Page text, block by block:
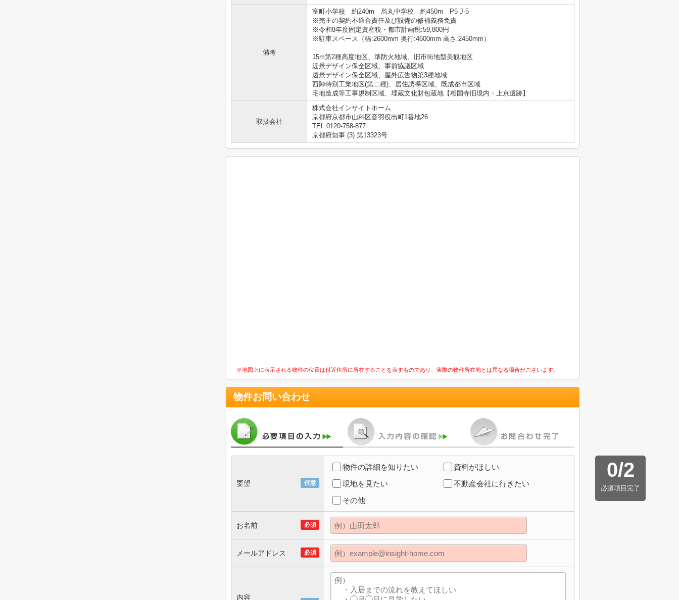
備考
室町小学校 約240m 烏丸中学校 約450m P5 J-5
※売主の契約不適合責任及び設備の修補義務免責
※令和8年度固定資産税・都市計画税:59,800円
※駐車スペース（幅:2600mm 奥行:4600mm 高さ:2450mm）
15m第2種高度地区、準防火地域、旧市街地型美観地区
近景デザイン保全区域、事前協議区域
遠景デザイン保全区域、屋外広告物第3種地域
西陣特別工業地区(第二種)、居住誘導区域、既成都市区域
宅地造成等工事規制区域、埋蔵文化財包蔵地【相国寺旧境内・上京遺跡】
取扱会社
株式会社インサイトホーム
京都府京都市山科区音羽役出町1番地26
TEL:0120-758-877
京都府知事 (3) 第13323号
※地図上に表示される物件の位置は付近住所に所在することを表すものであり、実際の物件所在地とは異なる場合がございます。
物件お問い合わせ
0/2
必須項目完了
任意
要望
物件の詳細を知りたい
資料がほしい
現地を見たい
不動産会社に行きたい
その他
必須
お名前
必須
メールアドレス
内容